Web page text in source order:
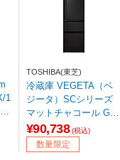
1
TOSHIBA(東芝)
冷蔵庫 VEGETA（ベ
ジータ）SCシリーズ
マットチャコール GR-
Y36SC(KZ) ［幅60cm
/356L /3ドア /右開きタ
イプ /2025年］【基本
¥90,738 (税込)
数量限定